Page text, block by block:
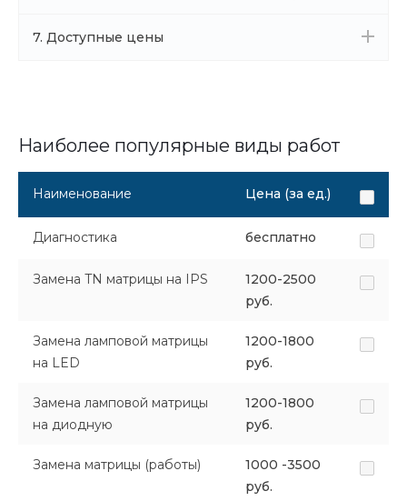
7. Доступные цены
Наиболее популярные виды работ
Наименование Цена (за ед.)
Диагностика бесплатно
Замена TN матрицы на IPS
1200-2500
руб.
Замена ламповой матрицы
на LED
1200-1800
руб.
Замена ламповой матрицы
на диодную
1200-1800
руб.
Замена матрицы (работы)
1000 -3500
руб.